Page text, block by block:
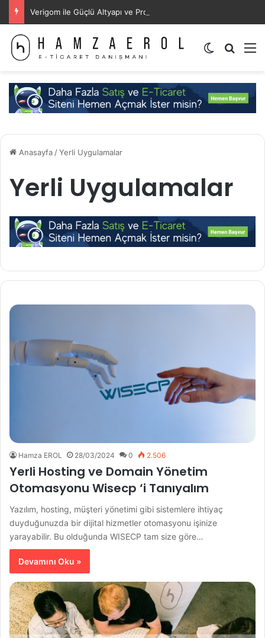
Dış
Anasayfa/Yerli Uygulamalar
Yerli Uygulamalar
Hamza EROL 28/03/2024 0 2.506
Yerli Hosting ve Domain Yönetim
Otomasyonu Wisecp ‘i Tanıyalım
Yazılım, hosting, müşteri yönetimi gibi sistemlere ihtiyaç
duyduğunuzda bir dijital hizmetler otomasyonu işinize
yarayabilir. Bu olduğunda WISECP tam size göre…
Devamını Oku »